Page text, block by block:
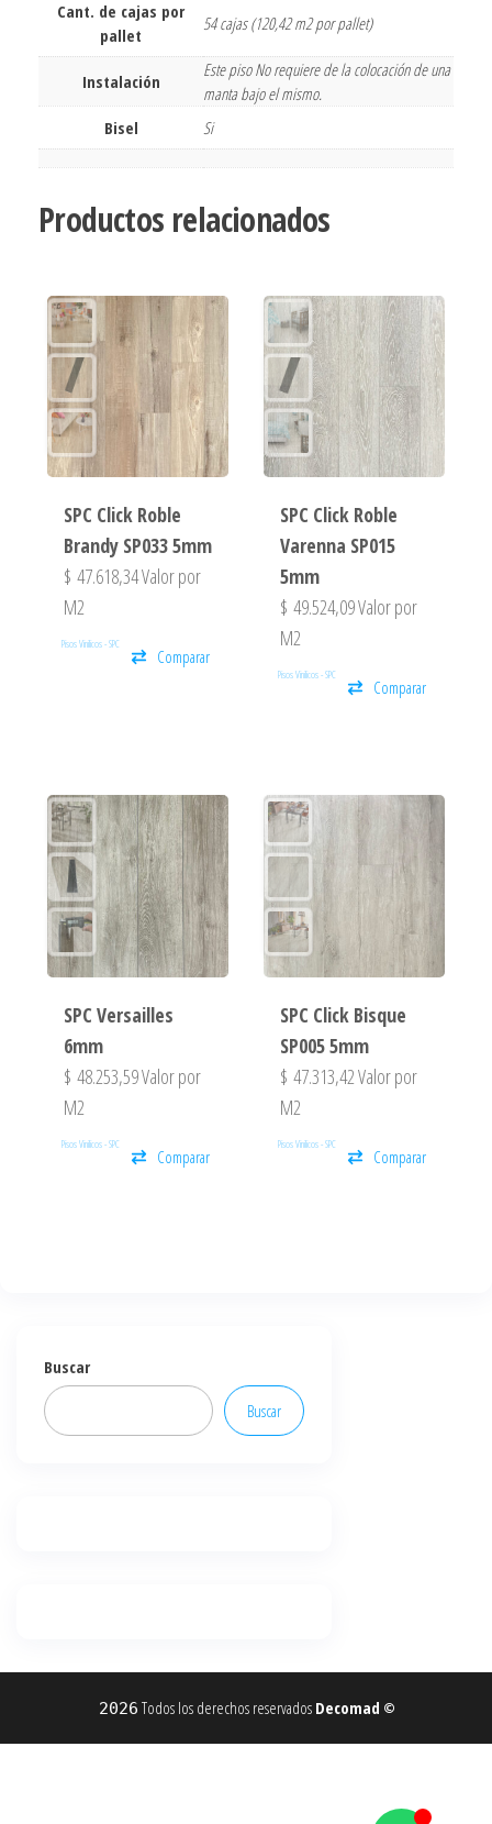
Cant. de cajas por
pallet
54 cajas (120,42 m2 por pallet)
Instalación
Este piso No requiere de la colocación de una
manta bajo el mismo.
Bisel
Si
Productos relacionados
SPC Click Roble
Brandy SP033 5mm
$ 47.618,34Valor por
M2
Pisos Vinilicos - SPC
Comparar
SPC Click Roble
Varenna SP015
5mm
$ 49.524,09Valor por
M2
Pisos Vinilicos - SPC
Comparar
SPC Versailles
6mm
$ 48.253,59Valor por
M2
Pisos Vinilicos - SPC
Comparar
SPC Click Bisque
SP005 5mm
$ 47.313,42Valor por
M2
Pisos Vinilicos - SPC
Comparar
Buscar
Buscar
2026 Todos los derechos reservados Decomad ©